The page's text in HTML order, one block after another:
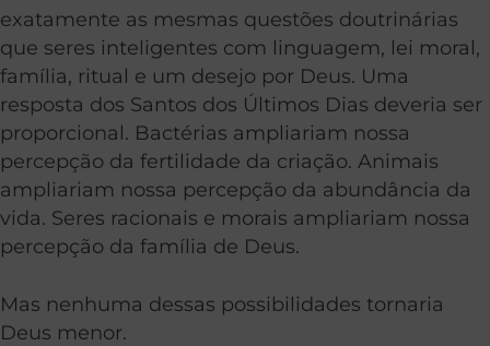
exatamente as mesmas questões doutrinárias
que seres inteligentes com linguagem, lei moral,
família, ritual e um desejo por Deus. Uma
resposta dos Santos dos Últimos Dias deveria ser
proporcional. Bactérias ampliariam nossa
percepção da fertilidade da criação. Animais
ampliariam nossa percepção da abundância da
vida. Seres racionais e morais ampliariam nossa
percepção da família de Deus.
Mas nenhuma dessas possibilidades tornaria
Deus menor.